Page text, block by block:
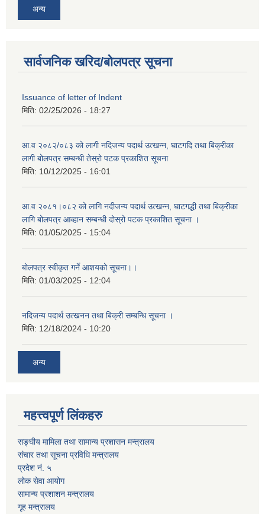
अन्य
सार्वजनिक खरिद/बोलपत्र सूचना
Issuance of letter of Indent
मिति: 02/25/2026 - 18:27
आ.व २०८२/०८३ को लागी नदिजन्य पदार्थ उत्खन्न, घाटगदि तथा बिक्रीका
लागी बोलपत्र सम्बन्धी तेस्रो पटक प्रकाशित सूचना
मिति: 10/12/2025 - 16:01
आ.व २०८१।०८२ को लागि नदीजन्य पदार्थ उत्खन्न, घाटगद्धी तथा बिक्रीका
लागि बोलपत्र आव्हान सम्बन्धी दोस्रो पटक प्रकाशित सूचना ।
मिति: 01/05/2025 - 15:04
बोलपत्र स्वीकृत गर्ने आशयको सूचना।।
मिति: 01/03/2025 - 12:04
नदिजन्य पदार्थ उत्खनन तथा बिक्री सम्बन्धि सूचना ।
मिति: 12/18/2024 - 10:20
अन्य
महत्त्वपूर्ण लिंकहरु
सङ्घीय मामिला तथा सामान्य प्रशासन मन्त्रालय
संचार तथा सूचना प्रविधि मन्त्रालय
प्रदेश नं. ५
लोक सेवा आयोग
सामान्य प्रशाशन मन्त्रालय
गृह मन्त्रालय